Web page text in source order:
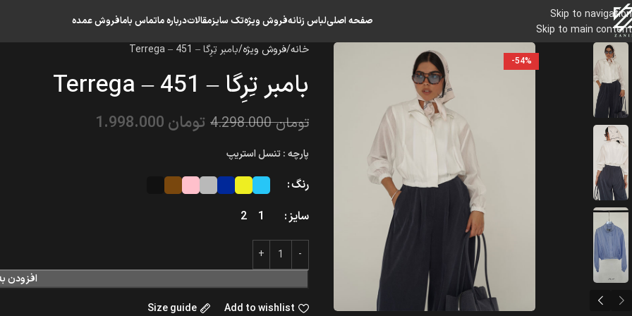
Skip to navigation
Skip to main content
صفحه اصلیلباس زنانهفروش ویژهتک سایزمقالاتدرباره ماتماس بامافروش عمده
-54%
خانه فروش ویژه بامبر تِرِگا – Terrega – 451
بامبر تِرِگا – Terrega – 451
تومان4.298.000 تومان
پارچه : تنسل استریپ
رنگ
سایز
1
2
افزودن
Add to wishlist
Size guide